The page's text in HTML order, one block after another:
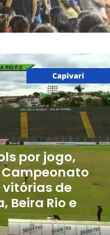
por jogo,
vitórias de
Beira Rio e